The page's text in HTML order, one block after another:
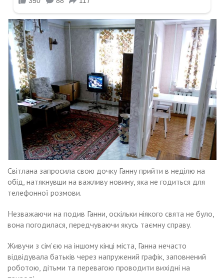
Світлана запросила свою дочку Ганну прийти в неділю на
обід, натякнувши на важливу новину, яка не годиться для
телефонної розмови.
Незважаючи на подив Ганни, оскільки ніякого свята не було,
вона погодилася, передчуваючи якусь таємну справу.
Живучи з сім’єю на іншому кінці міста, Ганна нечасто
відвідувала батьків через напружений графік, заповнений
роботою, дітьми та перевагою проводити вихідні на